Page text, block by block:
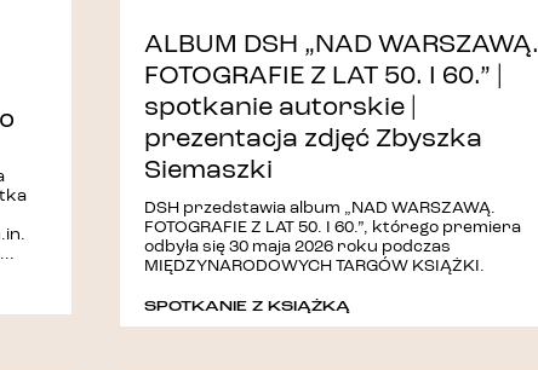
ALBUM DSH „NAD WARSZAWĄ.
FOTOGRAFIE Z LAT 50. I 60.” |
spotkanie autorskie |
prezentacja zdjęć Zbyszka
Siemaszki
DSH przedstawia album „NAD WARSZAWĄ.
FOTOGRAFIE Z LAT 50. I 60.”, którego premiera
odbyła się 30 maja 2026 roku podczas
MIĘDZYNARODOWYCH TARGÓW KSIĄŻKI.
SPOTKANIE Z KSIĄŻKĄ